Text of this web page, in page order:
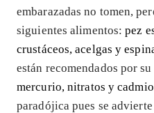
embarazadas no tomen,
siguientes alimentos:pez
crustáceos, acelgas y
están recomendados por
mercurio, nitratos y cadmio
paradójica pues se